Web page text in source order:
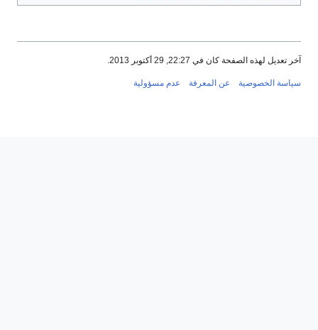
آخر تعديل لهذه الصفحة كان في 22:27, 29 أكتوبر 2013.
سياسة الخصوصية عن المعرفة عدم مسؤولية